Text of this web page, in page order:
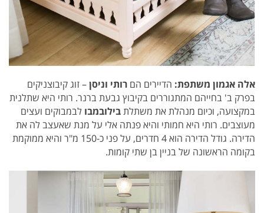
אלה אגמון משתפת: הדיירים הם רותי וניסן– זוג קיבוצניקים
בפרק ב' בחייהם המתגוררים בקיבוץ גבעת ברנר. רותי היא שתלנית
במקצועה, וכיום מנהלת את משתלתבילובמבו לבמבוקים ועצים
מעוצבים. רותי היא חמותי והיא פנתה אלי על מנת שאעצב לה את
הדירה.
גודל הדירה הוא 4 חדרים, על פני כ-150 מ"ר והיא ממוקמת
בקומה הראשונה של בניין בן שתי קומות.